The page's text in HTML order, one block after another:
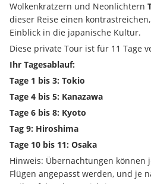
Wolkenkratzern und Neonlichtern
dieser Reise einen
Einblick in die japanische Kultur.
Diese private Tour ist für 11 Tage
Ihr Tagesablauf:
Tage 1 bis 3: Tokio
Tage 4 bis 5: Kanazawa
Tage 6 bis 8: Kyoto
Tag 9: Hiroshima
Tage 10 bis 11: Osaka
Hinweis: Übernachtungen können
Flügen angepasst werden, und je